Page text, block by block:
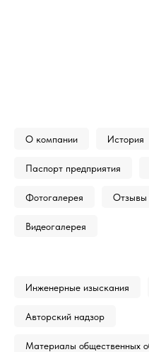
О компании История
Паспорт предприятия
Фотогалерея Отзывы
Видеогалерея
Инженерные изыскания
Авторский надзор
Материалы общественных